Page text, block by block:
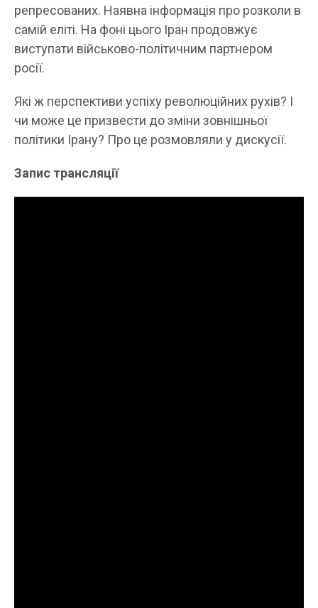
репресованих. Наявна інформація про розколи в
самій еліті. На фоні цього Іран продовжує
виступати військово-політичним партнером
росії.
Які ж перспективи успіху революційних рухів? І
чи може це призвести до зміни зовнішньої
політики Ірану? Про це розмовляли у дискусії.
Запис трансляції